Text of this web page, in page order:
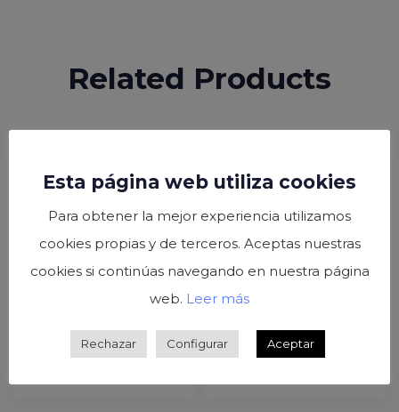
Related Products
Esta página web utiliza cookies
Para obtener la mejor experiencia utilizamos
cookies propias y de terceros. Aceptas nuestras
cookies si continúas navegando en nuestra página
web. Leer más
Rechazar Configurar Aceptar